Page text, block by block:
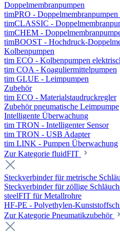
Doppelmembranpumpen
timPRO - Doppelmembranpumpen
timCLASSIC -
timCHEM -
timBOOST - Hochdruck-
Kolbenpumpen
tim ECO - Kolbenpumpen
tim COA - Koaguliermittelpumpen
tim GLUE - Leimpumpen
Zubehör
tim ECO - Materialstaudruckregler
Zubehör pneumatische Leimpumpe
Intelligente Überwachung
tim TRON - Intelligenter Sensor
tim TRON - USB Adapter
tim LINK - Pumpen Überwachung
Zur Kategorie fluidFIT
Steckverbinder für metrische
Steckverbinder für zöllige
steelFIT für Metallrohre
HF-PE - Polyethylen-
Zur Kategorie Pneumatikzubehör